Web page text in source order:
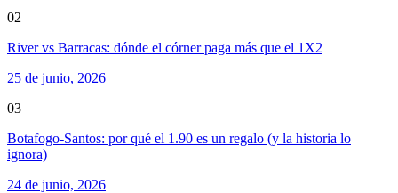
02
River vs Barracas: dónde el córner paga más que el 1X2
25 de junio, 2026
03
Botafogo-Santos: por qué el 1.90 es un regalo (y la historia lo
ignora)
24 de junio, 2026